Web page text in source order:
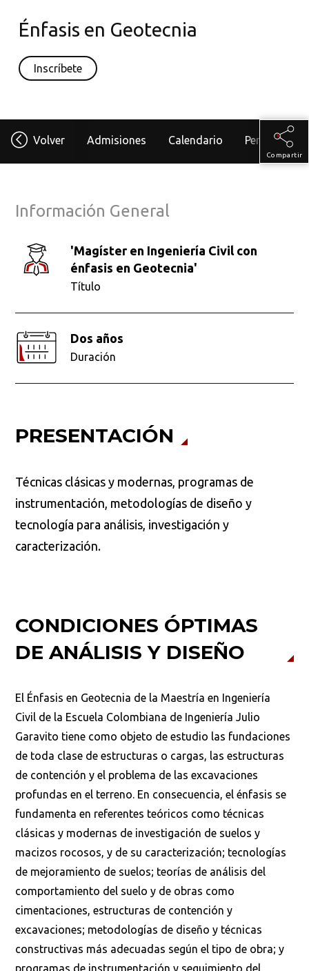
Énfasis en Geotecnia
Inscríbete
Volver Admisiones Calendario Perfil Del
Compartir
Información General
'Magíster en Ingeniería Civil con
énfasis en Geotecnia'
Título
Dos años
Duración
PRESENTACIÓN
Técnicas clásicas y modernas, programas de
instrumentación, metodologías de diseño y
tecnología para análisis, investigación y
caracterización.
CONDICIONES ÓPTIMAS
DE ANÁLISIS Y DISEÑO
El Énfasis en Geotecnia de la Maestría en Ingeniería
Civil de la Escuela Colombiana de Ingeniería Julio
Garavito tiene como objeto de estudio las fundaciones
de toda clase de estructuras o cargas, las estructuras
de contención y el problema de las excavaciones
profundas en el terreno. En consecuencia, el énfasis se
fundamenta en referentes teóricos como técnicas
clásicas y modernas de investigación de suelos y
macizos rocosos, y de su caracterización; tecnologías
de mejoramiento de suelos; teorías de análisis del
comportamiento del suelo y de obras como
cimentaciones, estructuras de contención y
excavaciones; metodologías de diseño y técnicas
constructivas más adecuadas según el tipo de obra; y
programas de instrumentación y seguimiento del